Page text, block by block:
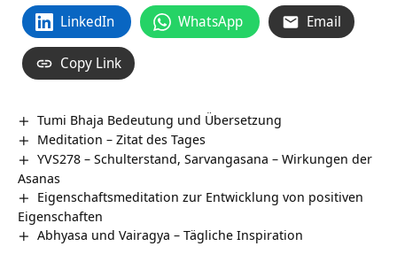
LinkedIn WhatsApp Email
Copy Link
Tumi Bhaja Bedeutung und Übersetzung
Meditation – Zitat des Tages
YVS278 – Schulterstand, Sarvangasana – Wirkungen der
Asanas
Eigenschaftsmeditation zur Entwicklung von positiven
Eigenschaften
Abhyasa und Vairagya – Tägliche Inspiration